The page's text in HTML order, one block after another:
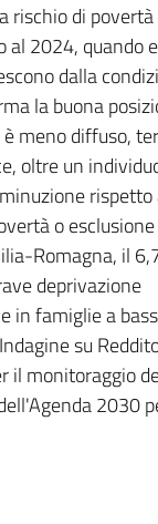
rischio di povertà
al 2024, quando
dalla
la buona
meno diffuso,
oltre un
rispetto
o esclusione
Romagna, il
deprivazione
in famiglie a
su
il monitoraggio
2030